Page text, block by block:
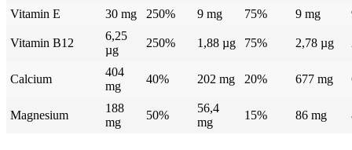
Vitamin E 30 mg 250% 9 mg 75% 9 mg
Vitamin B12
6,25
µg
250% 1,88 µg 75% 2,78 µg
Calcium
404
mg
40% 202 mg 20% 677 mg
Magnesium
188
mg
50%
56,4
mg
15% 86 mg